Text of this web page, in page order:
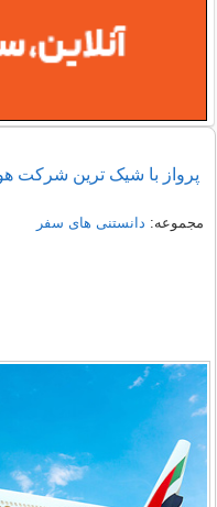
پرواز با شیک ترین شرکت
مجموعه: دانستنی های سفر